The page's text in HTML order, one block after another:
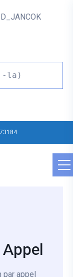
par appel